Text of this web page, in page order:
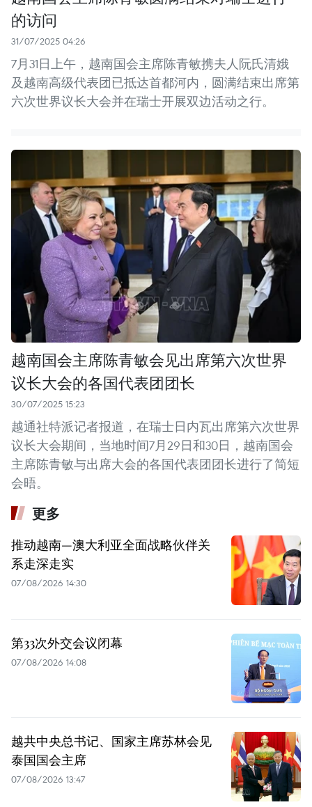
的访问
31/07/2025 04:26
7月31日上午，越南国会主席陈青敏携夫人阮氏清娥
及越南高级代表团已抵达首都河内，圆满结束出席第
六次世界议长大会并在瑞士开展双边活动之行。
越南国会主席陈青敏会见出席第六次世界
议长大会的各国代表团团长
30/07/2025 15:23
越通社特派记者报道，在瑞士日内瓦出席第六次世界
议长大会期间，当地时间7月29日和30日，越南国会
主席陈青敏与出席大会的各国代表团团长进行了简短
会晤。
更多
推动越南—澳大利亚全面战略伙伴关
系走深走实
07/08/2026 14:30
第33次外交会议闭幕
07/08/2026 14:08
越共中央总书记、国家主席苏林会见
泰国国会主席
07/08/2026 13:47